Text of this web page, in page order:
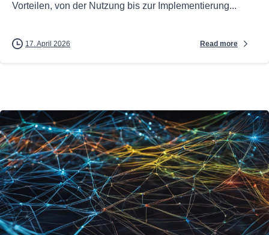
Vorteilen, von der Nutzung bis zur Implementierung...
17. April 2026 Read more